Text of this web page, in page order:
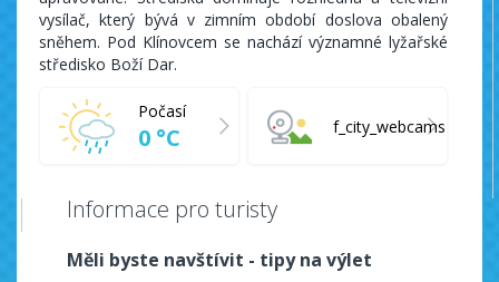
vysílač, který bývá v zimním období doslova obalený
sněhem. Pod Klínovcem se nachází významné lyžařské
středisko Boží Dar.
Počasí
0 °C f_city_webcams
Informace pro turisty
Měli byste navštívit - tipy na výlet